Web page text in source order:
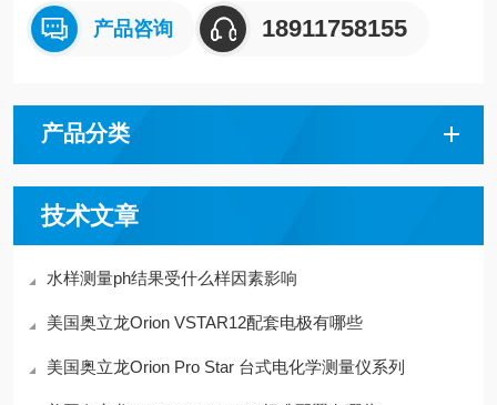
产品咨询 18911758155
产品分类
技术文章
水样测量ph结果受什么样因素影响
美国奥立龙Orion VSTAR12配套电极有哪些
美国奥立龙Orion Pro Star 台式电化学测量仪系列